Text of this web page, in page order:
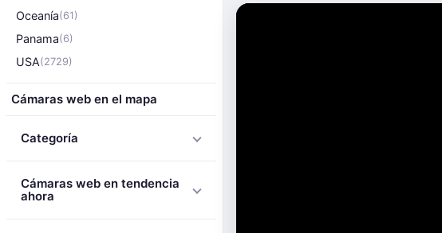
Oceanía(61)
Panama(6)
USA(2729)
Cámaras web en el mapa
Categoría
Cámaras web en tendencia
ahora